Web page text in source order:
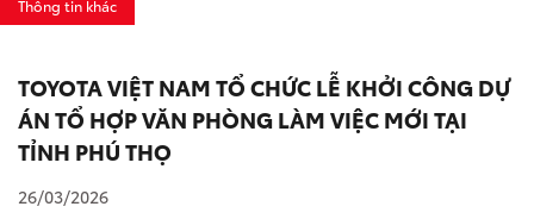
Thông tin khác
TOYOTA VIỆT NAM TỔ CHỨC LỄ KHỞI CÔNG DỰ
ÁN TỔ HỢP VĂN PHÒNG LÀM VIỆC MỚI TẠI
TỈNH PHÚ THỌ
26/03/2026